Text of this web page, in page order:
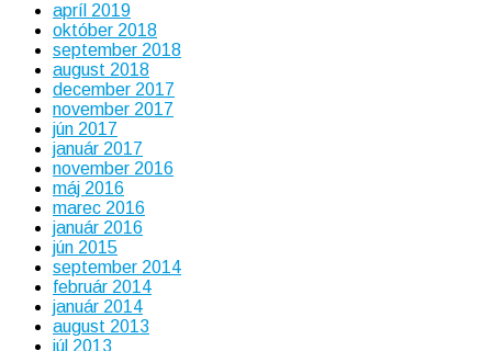
apríl 2019
október 2018
september 2018
august 2018
december 2017
november 2017
jún 2017
január 2017
november 2016
máj 2016
marec 2016
január 2016
jún 2015
september 2014
február 2014
január 2014
august 2013
júl 2013